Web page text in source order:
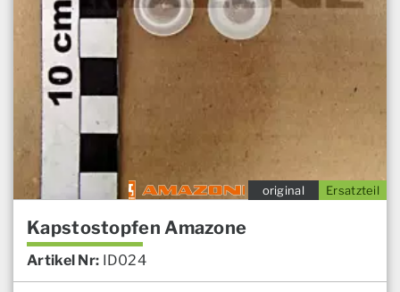
Ersatzteil
original
Kapstostopfen Amazone
Artikel Nr: ID024